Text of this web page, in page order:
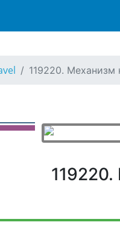
119220. Механизм
119220. Механизм натяжения ремня
120120. Бак топливный (деталировка)